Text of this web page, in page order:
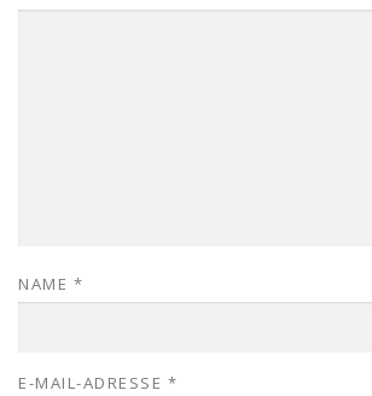
NAME *
E-MAIL-ADRESSE *